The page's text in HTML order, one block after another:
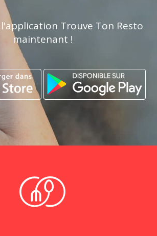
Trouve Ton Resto
maintenant !